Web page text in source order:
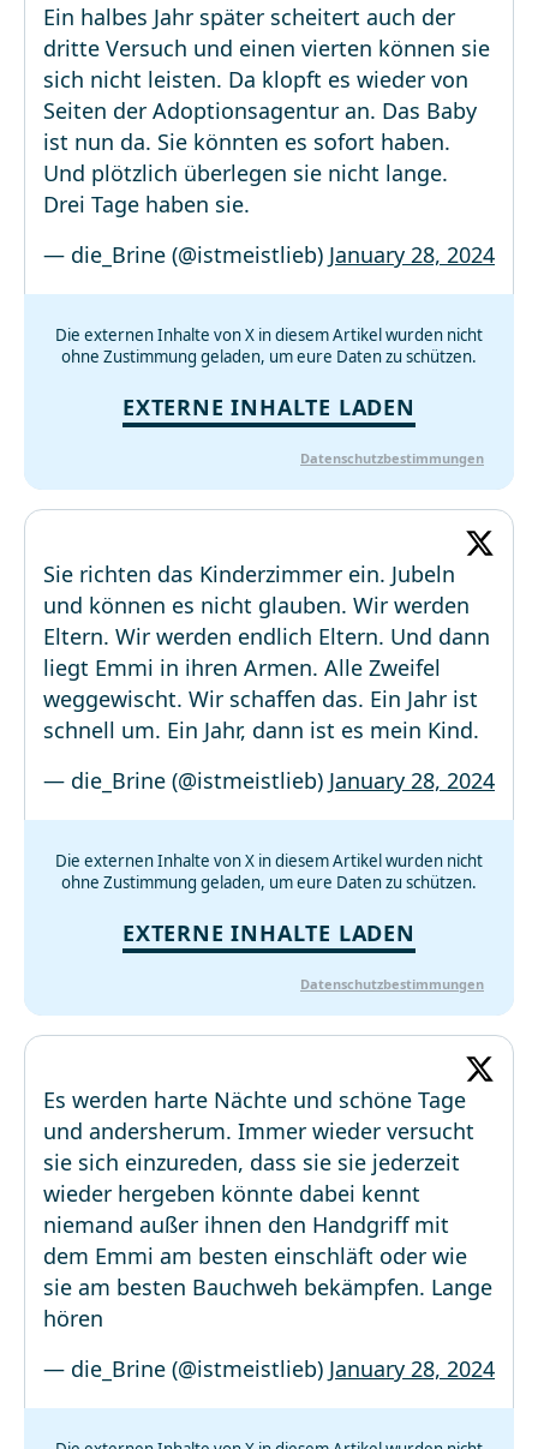
Ein halbes Jahr später scheitert auch der
dritte Versuch und einen vierten können sie
sich nicht leisten. Da klopft es wieder von
Seiten der Adoptionsagentur an. Das Baby
ist nun da. Sie könnten es sofort haben.
Und plötzlich überlegen sie nicht lange.
Drei Tage haben sie.
— die_Brine (@istmeistlieb) January 28, 2024
Die externen Inhalte von X in diesem Artikel wurden nicht
ohne Zustimmung geladen, um eure Daten zu schützen.
EXTERNE INHALTE LADEN
Datenschutzbestimmungen
Sie richten das Kinderzimmer ein. Jubeln
und können es nicht glauben. Wir werden
Eltern. Wir werden endlich Eltern. Und dann
liegt Emmi in ihren Armen. Alle Zweifel
weggewischt. Wir schaffen das. Ein Jahr ist
schnell um. Ein Jahr, dann ist es mein Kind.
— die_Brine (@istmeistlieb) January 28, 2024
Die externen Inhalte von X in diesem Artikel wurden nicht
ohne Zustimmung geladen, um eure Daten zu schützen.
EXTERNE INHALTE LADEN
Datenschutzbestimmungen
Es werden harte Nächte und schöne Tage
und andersherum. Immer wieder versucht
sie sich einzureden, dass sie sie jederzeit
wieder hergeben könnte dabei kennt
niemand außer ihnen den Handgriff mit
dem Emmi am besten einschläft oder wie
sie am besten Bauchweh bekämpfen. Lange
hören
— die_Brine (@istmeistlieb) January 28, 2024